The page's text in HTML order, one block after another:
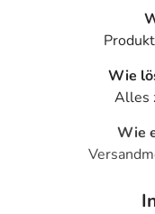
Wie
Alles
Wie